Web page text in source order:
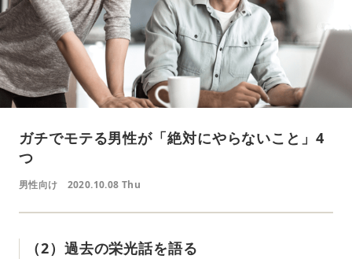
ガチでモテる男性が「絶対にやらないこと」4
つ
男性向け 2020.10.08 Thu
（2）過去の栄光話を語る